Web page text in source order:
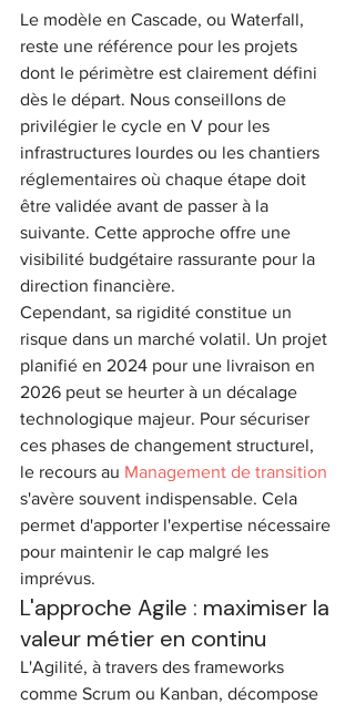
Le modèle en Cascade, ou Waterfall,
reste une référence pour les projets
dont le périmètre est clairement défini
dès le départ. Nous conseillons de
privilégier le cycle en V pour les
infrastructures lourdes ou les chantiers
réglementaires où chaque étape doit
être validée avant de passer à la
suivante. Cette approche offre une
visibilité budgétaire rassurante pour la
direction financière.
Cependant, sa rigidité constitue un
risque dans un marché volatil. Un projet
planifié en 2024 pour une livraison en
2026 peut se heurter à un décalage
technologique majeur. Pour sécuriser
ces phases de changement structurel,
le recours au Management de transition
s'avère souvent indispensable. Cela
permet d'apporter l'expertise nécessaire
pour maintenir le cap malgré les
imprévus.
L'approche Agile : maximiser la
valeur métier en continu
L'Agilité, à travers des frameworks
comme Scrum ou Kanban, décompose